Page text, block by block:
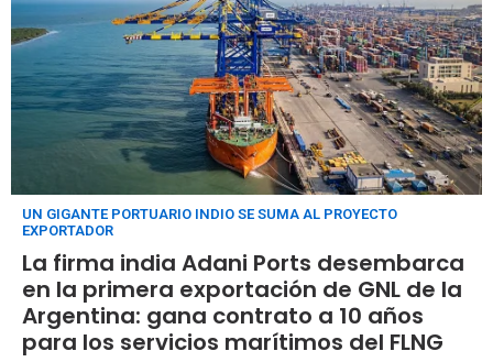
UN GIGANTE PORTUARIO INDIO SE SUMA AL PROYECTO
EXPORTADOR
La firma india Adani Ports desembarca
en la primera exportación de GNL de la
Argentina: gana contrato a 10 años
para los servicios marítimos del FLNG